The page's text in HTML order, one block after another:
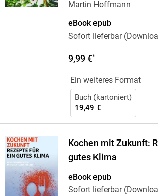
Martin Hoffmann
eBook epub
Sofort lieferbar
9,99 €*
Ein weiteres Format
Buch (kartoniert)
19,49 €
Kochen mit Zukunft:
gutes Klima
eBook epub
Sofort lieferbar